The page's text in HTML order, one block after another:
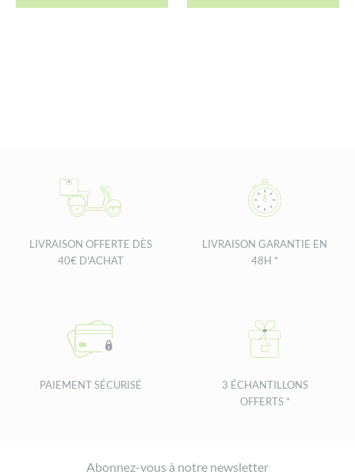
LIVRAISON OFFERTE DÈS
40€ D'ACHAT
LIVRAISON GARANTIE EN
48H *
PAIEMENT SÉCURISÉ
3 ÉCHANTILLONS
OFFERTS *
Abonnez-vous à notre newsletter